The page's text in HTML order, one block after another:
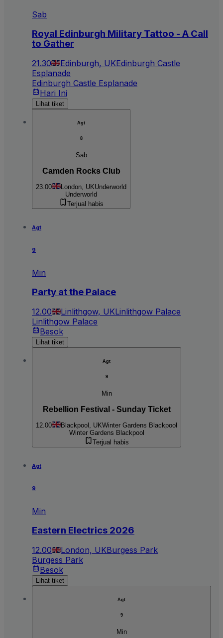
Sab
Royal Edinburgh Military Tattoo - A Call
to Gather
21.30 Edinburgh, UKEdinburgh Castle
Esplanade
Edinburgh Castle Esplanade
Hari Ini
Lihat tiket
Agt
8
Sab
Camden Rocks Club
23.00 London, UKUnderworld
Underworld
Terjual habis
Agt
9
Min
Party at the Palace
12.00 Linlithgow, UKLinlithgow Palace
Linlithgow Palace
Besok
Lihat tiket
Agt
9
Min
Rebellion Festival - Sunday Ticket
12.00 Blackpool, UKWinter Gardens Blackpool
Winter Gardens Blackpool
Terjual habis
Agt
9
Min
Eastern Electrics 2026
12.00 London, UKBurgess Park
Burgess Park
Besok
Lihat tiket
Agt
9
Min